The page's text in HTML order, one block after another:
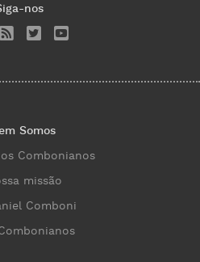
nos
Somos
Combonianos
missão
Comboni